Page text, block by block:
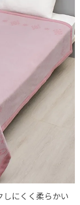
にくく柔らかい